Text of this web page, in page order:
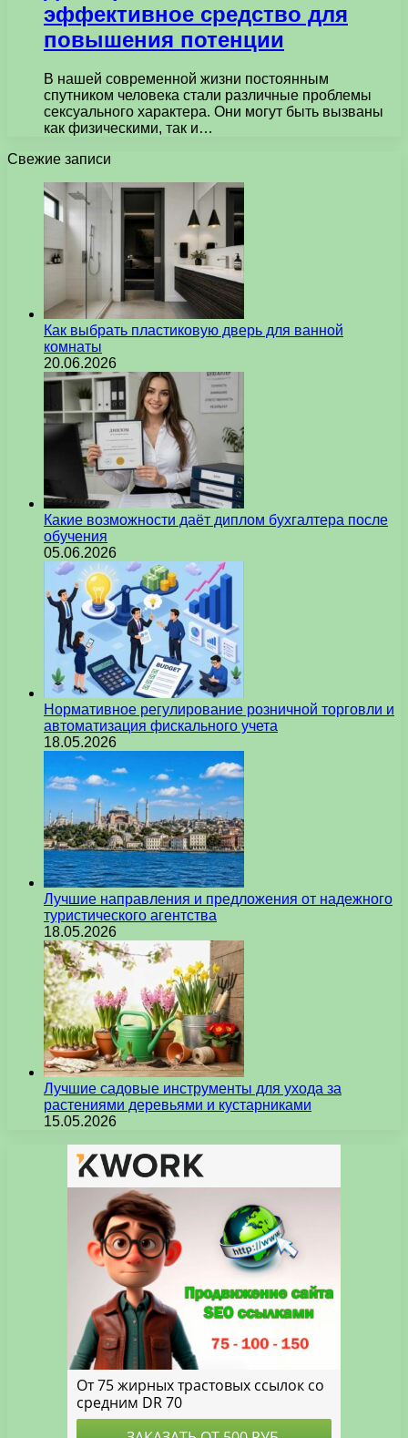
эффективное средство для
повышения потенции
В нашей современной жизни постоянным
спутником человека стали различные проблемы
сексуального характера. Они могут быть вызваны
как физическими, так и…
Свежие записи
Как выбрать пластиковую дверь для ванной
комнаты
20.06.2026
Какие возможности даёт диплом бухгалтера после
обучения
05.06.2026
Нормативное регулирование розничной торговли и
автоматизация фискального учета
18.05.2026
Лучшие направления и предложения от надежного
туристического агентства
18.05.2026
Лучшие садовые инструменты для ухода за
растениями деревьями и кустарниками
15.05.2026